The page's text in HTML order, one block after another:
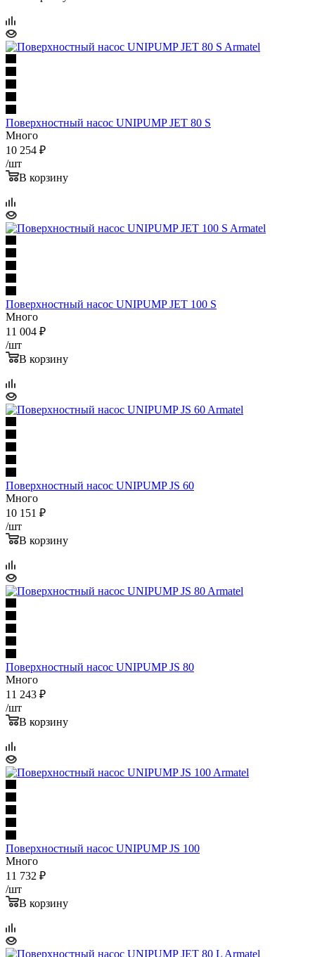
Поверхностный насос UNIPUMP JET 80 S
Много
10 254 ₽
/шт
В корзину
Поверхностный насос UNIPUMP JET 100 S
Много
11 004 ₽
/шт
В корзину
Поверхностный насос UNIPUMP JS 60
Много
10 151 ₽
/шт
В корзину
Поверхностный насос UNIPUMP JS 80
Много
11 243 ₽
/шт
В корзину
Поверхностный насос UNIPUMP JS 100
Много
11 732 ₽
/шт
В корзину